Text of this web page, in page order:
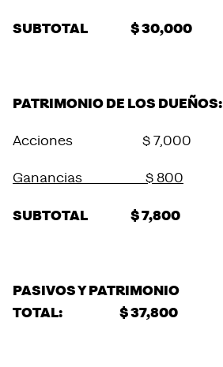
SUBTOTAL $ 30,000
PATRIMONIO DE LOS DUEÑOS:
Acciones $ 7,000
Ganancias $ 800
SUBTOTAL $ 7,800
PASIVOS Y PATRIMONIO
TOTAL: $ 37,800